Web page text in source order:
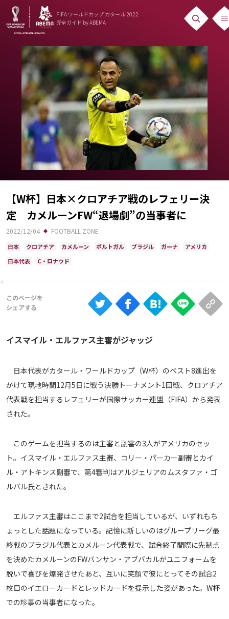
FIFA ワールドカップ カタール 2022
完全ガイド by ABEMA
ニュース
News
出場国
Teams
日本代表
Team Japan
日程・結果
Schedule
ランキング
Ranking
大会について
ABEMAの視聴について
Android
Web
メディアアライアンス
【W杯】日本×クロアチア戦のレフェリー決
定 カメルーンFW“退場劇”の当事者に
2022/12/04 FOOTBALL ZONE
日本 クロアチア カメルーン ポルトガル ブラジル ガーナ
アメリカ
日本代表
C・ロナウド
イスマイル・エルファス主審がジャッジ
日本代表がカタール・ワールドカップ（W杯）のベスト8進出を
かけて現地時間12月5日に戦う決勝トーナメント1回戦、クロアチア
代表戦を担当するレフェリーが国際サッカー連盟（FIFA）から発表
された。
このゲームを担当するのは主審と副審の3人がアメリカのセッ
ト。イスマイル・エルファス主審、コリー・パーカー副審とカイ
ル・アトキンス副審で、第4審判はアルジェリアのムスタファ・ゴ
ルバル氏とされた。
エルファス主審はここまで2試合を担当しているが、いずれもち
ょっとした話題になっている。記憶に新しいのはグループリーグ最
終戦のブラジル代表とカメルーン代表戦で、試合終了間際に先制点
を決めたカメルーンのFWバンサン・アブバカルがユニフォームを
脱いで喜びを爆発させたあと、互いに笑顔で彼にとってその試合2
枚目のイエローカードとレッドカードを提示した姿があった。W杯
での珍事の当事者になった。